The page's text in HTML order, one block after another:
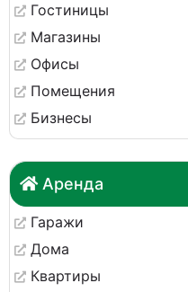
Гостиницы
Магазины
Офисы
Помещения
Бизнесы
Аренда
Гаражи
Дома
Квартиры